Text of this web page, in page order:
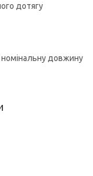
дотягу
довжину